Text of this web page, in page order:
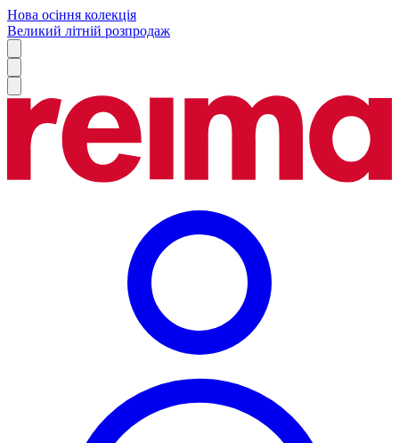
Нова осіння колекція
Великий літній розпродаж